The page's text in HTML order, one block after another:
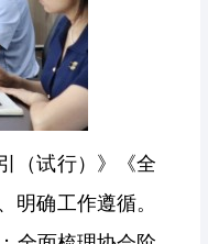
（试行）》《全
明确工作遵循。